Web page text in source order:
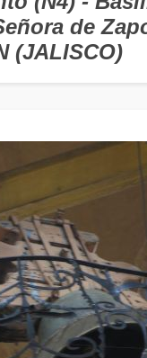
de
(JALISCO)